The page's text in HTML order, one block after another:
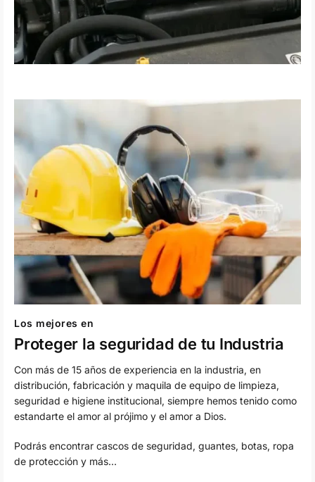
Los mejores en
Proteger la seguridad de tu Industria
Con más de 15 años de experiencia en la industria, en
distribución, fabricación y maquila de equipo de limpieza,
seguridad e higiene institucional, siempre hemos tenido como
estandarte el amor al prójimo y el amor a Dios.
Podrás encontrar cascos de seguridad, guantes, botas, ropa
de protección y más…